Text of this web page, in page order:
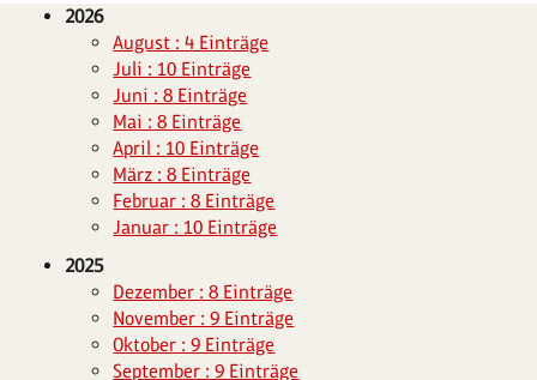
2026
August : 4 Einträge
Juli : 10 Einträge
Juni : 8 Einträge
Mai : 8 Einträge
April : 10 Einträge
März : 8 Einträge
Februar : 8 Einträge
Januar : 10 Einträge
2025
Dezember : 8 Einträge
November : 9 Einträge
Oktober : 9 Einträge
September : 9 Einträge